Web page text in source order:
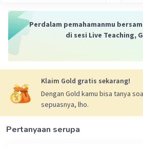
Perdalam pemahamanmu
di sesi Live Teaching,
Klaim Gold gratis sekarang!
Dengan Gold kamu bisa tanya
sepuasnya, lho.
Pertanyaan serupa